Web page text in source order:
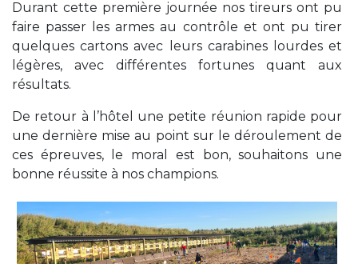
Durant cette première journée nos tireurs ont pu
faire passer les armes au contrôle et ont pu tirer
quelques cartons avec leurs carabines lourdes et
légères, avec différentes fortunes quant aux
résultats.
De retour à l’hôtel une petite réunion rapide pour
une dernière mise au point sur le déroulement de
ces épreuves, le moral est bon, souhaitons une
bonne réussite à nos champions.